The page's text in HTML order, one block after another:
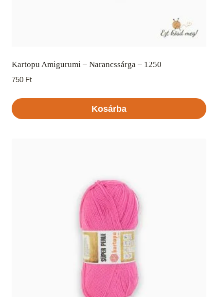
Kartopu Amigurumi – Narancssárga – 1250
750 Ft
Kosárba